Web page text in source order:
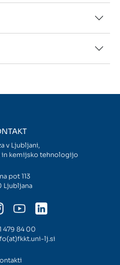
v Ljubljani,
in kemijsko tehnologijo
pot 113
Ljubljana
479 84 00
lj.si